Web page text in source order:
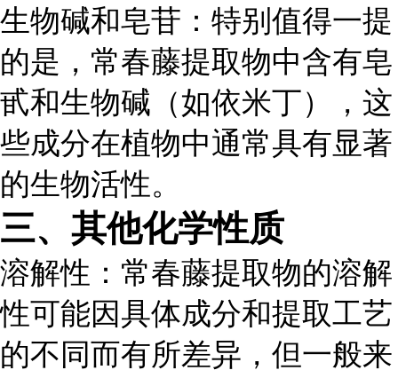
生物碱和皂苷 ：特别值得一提
的是，常春藤提取物中含有皂
甙和生物碱（如依米丁），这
些成分在植物中通常具有显著
的生物活性。
三、其他化学性质
溶解性 ：常春藤提取物的溶解
性可能因具体成分和提取工艺
的不同而有所差异，但一般来